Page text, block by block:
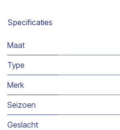
Specificaties
Maat
Type
Merk
Seizoen
Geslacht